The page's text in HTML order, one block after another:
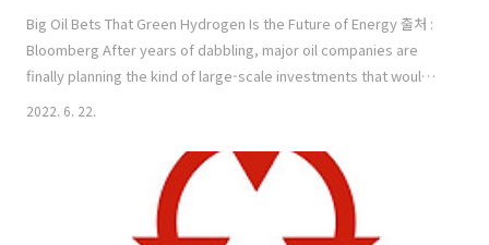
Big Oil Bets That Green Hydrogen Is the Future of Energy 출처 :
Bloomberg After years of dabbling, major oil companies are
finally planning the kind of large-scale investments that would
dollar developments that generate vast concentrations of
renewable electricity and convert it ..
2022. 6. 22.